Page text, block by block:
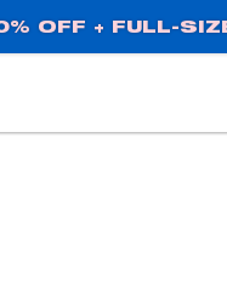
OFF + FULL-